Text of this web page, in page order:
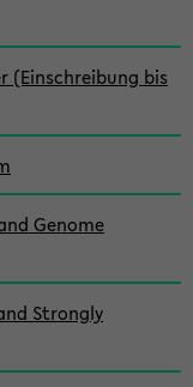
(Einschreibung bis
Genome
Strongly